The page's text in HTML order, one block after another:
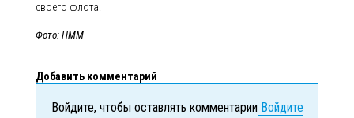
своего флота.
Фото: HMM
Добавить комментарий
Войдите, чтобы оставлять комментарииВойдите